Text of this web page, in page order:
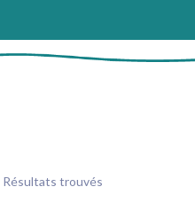
Résultats trouvés